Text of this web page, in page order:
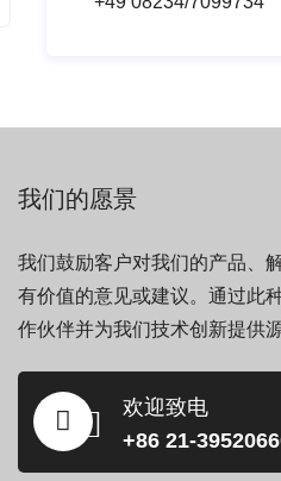
我们的愿景
我们鼓励客户对我们的产品、
有价值的意见或建议。通过此
作伙伴并为我们技术创新提供
欢迎致电
+86 21-